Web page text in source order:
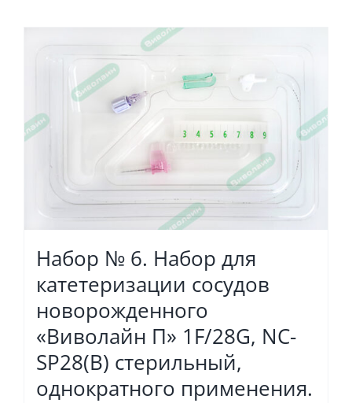
Набор № 6. Набор для
катетеризации сосудов
новорожденного
«Виволайн П» 1F/28G, NC-
SP28(B) стерильный,
однократного применения.